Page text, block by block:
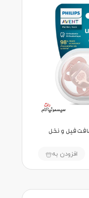
الترا سافت فیل و نخل
افزودن به